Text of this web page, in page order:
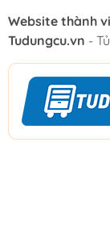
Website thành
Tudungcu.vn -